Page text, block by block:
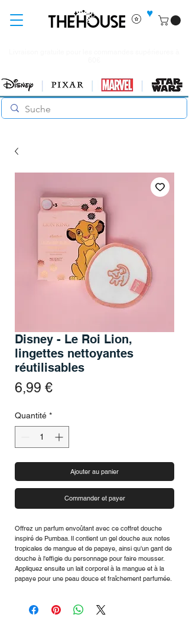
♥
Disney - Le Roi Lion,
lingettes nettoyantes
réutilisables
6,99 €Prix
Quantité *
Ajouter au panier
Commander et payer
Offrez un parfum envoûtant avec ce coffret douche
inspiré de Pumbaa. Il contient un gel douche aux notes
tropicales de mangue et de papaye, ainsi qu'un gant de
douche à l'effigie du personnage pour faire mousser.
Appliquez ensuite un lait corporel à la mangue et à la
papaye pour une peau douce et fraîchement parfumée.